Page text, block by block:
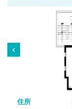
住所